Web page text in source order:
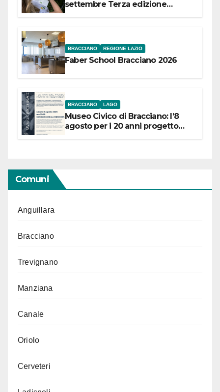
settembre Terza edizione
BRACCIANO REGIONE LAZIO
Faber School Bracciano 2026
BRACCIANO LAGO
Museo Civico di Bracciano: l’8
agosto per i 20 anni progetto
Comuni
Anguillara
Bracciano
Trevignano
Manziana
Canale
Oriolo
Cerveteri